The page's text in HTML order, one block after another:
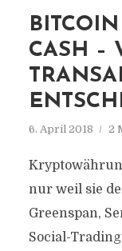
CASH –
6. April 2018 2
nur weil sie
Greenspan,
Social-